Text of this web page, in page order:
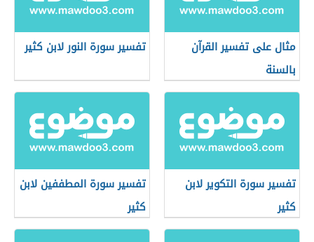
مثال على تفسير القرآن
بالسنة
تفسير سورة النور لابن كثير
تفسير سورة التكوير لابن
كثير
تفسير سورة المطففين لابن
كثير